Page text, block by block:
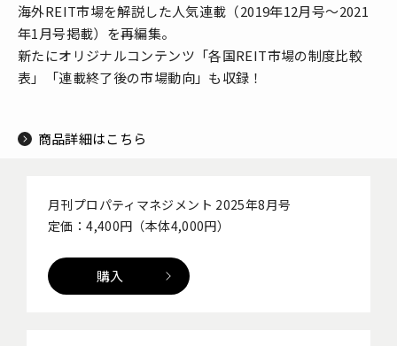
海外REIT市場を解説した人気連載（2019年12月号～2021
年1月号掲載）を再編集。
新たにオリジナルコンテンツ「各国REIT市場の制度比較
表」「連載終了後の市場動向」も収録！
商品詳細はこちら
月刊プロパティマネジメント 2025年8月号
定価：4,400円（本体4,000円）
購入